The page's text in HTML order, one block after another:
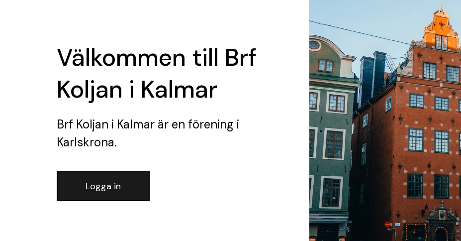
Välkommen till Brf
Koljan i Kalmar
Brf Koljan i Kalmar är en förening i
Karlskrona.
Logga in